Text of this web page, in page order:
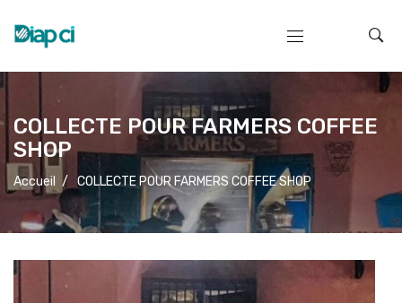
COLLECTE POUR FARMERS COFFEE
SHOP
Accueil / COLLECTE POUR FARMERS COFFEE SHOP